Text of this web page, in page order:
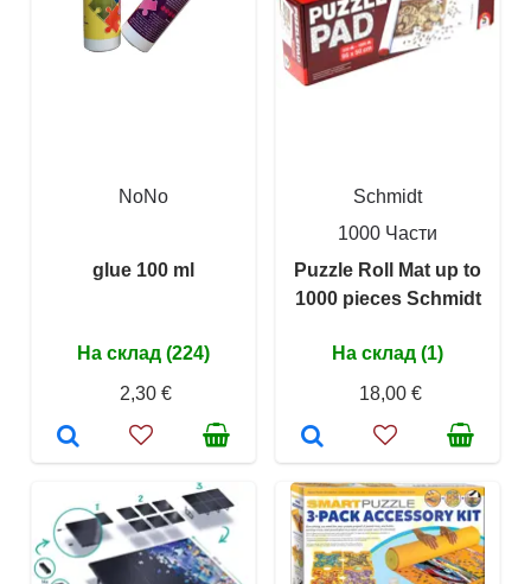
NoNo
glue 100 ml
На склад (224)
2,30 €
Schmidt
1000 Части
Puzzle Roll Mat up to
1000 pieces Schmidt
На склад (1)
18,00 €